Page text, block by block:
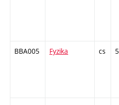
BBA005 Fyzika cs 5